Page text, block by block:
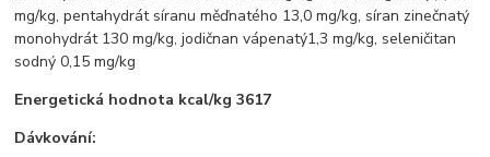
mg/kg, pentahydrát síranu měďnatého 13,0 mg/kg, síran zinečnatý
monohydrát 130 mg/kg, jodičnan vápenatý1,3 mg/kg, seleničitan
sodný 0,15 mg/kg
Energetická hodnota kcal/kg 3617
Dávkování: